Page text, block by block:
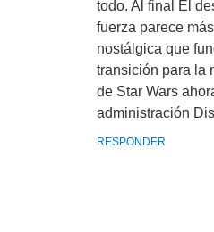
todo. Al final El
fuerza parece
nostálgica que
transición para la
de Star Wars
administración
RESPONDER